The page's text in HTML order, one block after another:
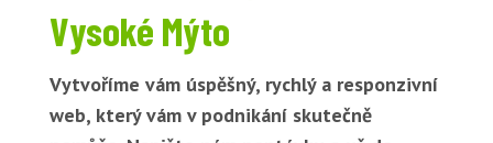
Vysoké Mýto
Vytvoříme vám úspěšný, rychlý a responzivní
web, který vám v podnikání skutečně